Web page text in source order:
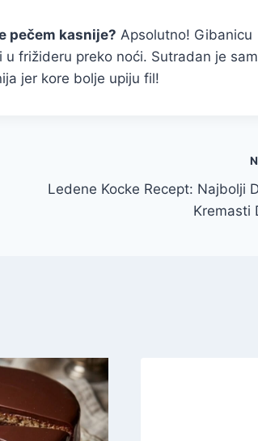
pečem kasnije? Apsolutno! Gibanicu
frižideru preko noći. Sutradan je
jer kore bolje upiju fil!
Ledene Kocke Recept: Najbolji
Kremasti